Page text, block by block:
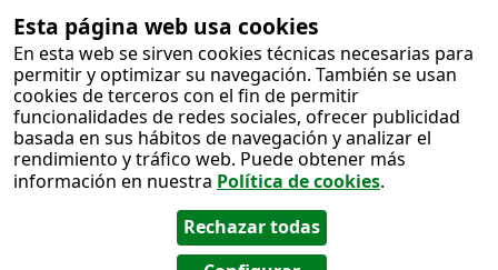
Esta página web usa cookies
En esta web se sirven cookies técnicas necesarias para
permitir y optimizar su navegación. También se usan
cookies de terceros con el fin de permitir
funcionalidades de redes sociales, ofrecer publicidad
basada en sus hábitos de navegación y analizar el
rendimiento y tráfico web. Puede obtener más
información en nuestra Política de cookies.